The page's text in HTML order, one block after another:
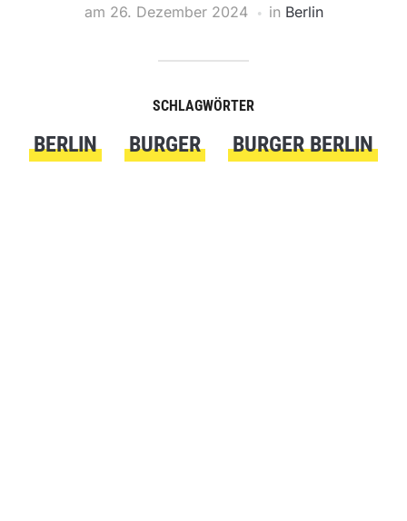
am 26. Dezember 2024 in Berlin
SCHLAGWÖRTER
BERLIN BURGER BURGER BERLIN